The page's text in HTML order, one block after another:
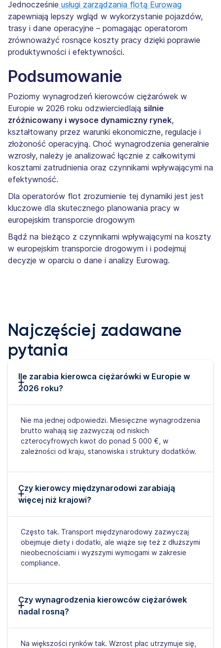
Jednocześnie usługi zarządzania flotą Eurowag
zapewniają lepszy wgląd w wykorzystanie pojazdów,
trasy i dane operacyjne – pomagając operatorom
zrównoważyć rosnące koszty pracy dzięki poprawie
produktywności i efektywności.
Podsumowanie
Poziomy wynagrodzeń kierowców ciężarówek w
Europie w 2026 roku odzwierciedlają silnie
zróżnicowany i wysoce dynamiczny rynek,
kształtowany przez warunki ekonomiczne, regulacje i
złożoność operacyjną. Choć wynagrodzenia generalnie
wzrosły, należy je analizować łącznie z całkowitymi
kosztami zatrudnienia oraz czynnikami wpływającymi na
efektywność.
Dla operatorów flot zrozumienie tej dynamiki jest jest
kluczowe dla skutecznego planowania pracy w
europejskim transporcie drogowym
Bądź na bieżąco z czynnikami wpływającymi na koszty
w europejskim transporcie drogowym i i podejmuj
decyzje w oparciu o dane i analizy Eurowag.
Najczęściej zadawane
pytania
Ile zarabia kierowca ciężarówki w Europie w
2026 roku?
Nie ma jednej odpowiedzi. Miesięczne wynagrodzenia
brutto wahają się zazwyczaj od niskich
czterocyfrowych kwot do ponad 5 000 €, w
zależności od kraju, stanowiska i struktury dodatków.
Czy kierowcy międzynarodowi zarabiają
więcej niż krajowi?
Często tak. Transport międzynarodowy zazwyczaj
obejmuje diety i dodatki, ale wiąże się też z dłuższymi
nieobecnościami i wyższymi wymogami w zakresie
compliance.
Czy wynagrodzenia kierowców ciężarówek
nadal rosną?
Na większości rynków tak. Wzrost płac utrzymuje się,